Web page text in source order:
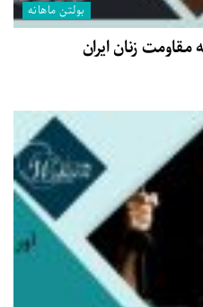
بولتن ماهانه